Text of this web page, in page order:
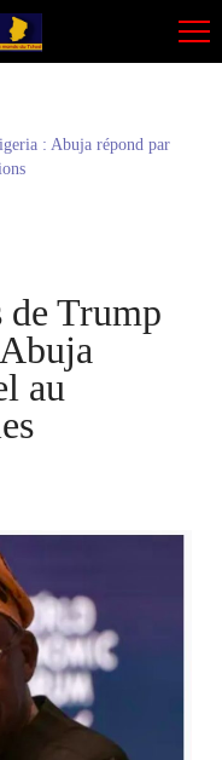
: Abuja répond par
de Trump
au